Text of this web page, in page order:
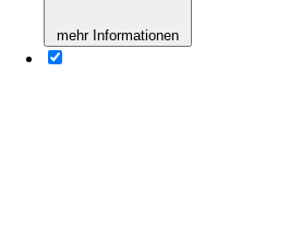
mehr Informationen